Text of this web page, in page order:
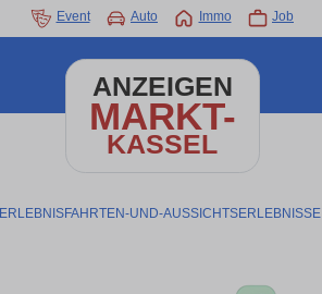
Event Auto Immo Job
ANZEIGEN
MARKT-
KASSEL
ERLEBNISFAHRTEN-UND-AUSSICHTSERLEBNISSE